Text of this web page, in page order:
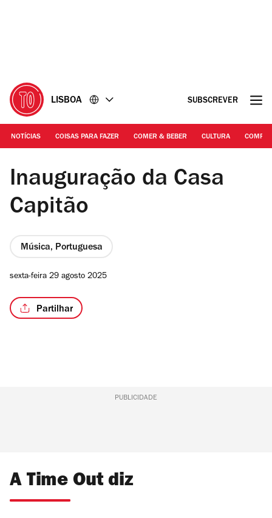
LISBOA SUBSCREVER
NOTÍCIAS COISAS PARA FAZER COMER & BEBER CULTURA
André Tentugal | Capicua
Inauguração da Casa
Capitão
Música, Portuguesa
sexta-feira 29 agosto 2025
Partilhar
PUBLICIDADE
A Time Out diz